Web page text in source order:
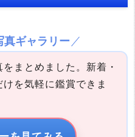
真ギャラリー
まとめました。新着・
を気軽に鑑賞できま